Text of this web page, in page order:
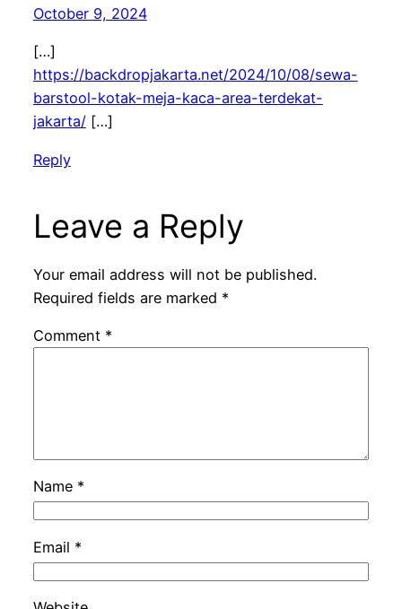
October 9, 2024
[…]
https://backdropjakarta.net/2024/10/08/sewa-
barstool-kotak-meja-kaca-area-terdekat-
jakarta/[…]
Reply
Leave a Reply
Your email address will not be published.
Required fields are marked *
Comment *
Name *
Email *